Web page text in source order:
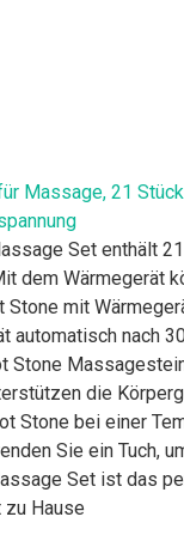
Massage, 21
Set enthält
dem Wärmegerät
Stone mit
automatisch nach
Stone
die
Stone bei einer
Sie ein Tuch,
Set ist das
Hause